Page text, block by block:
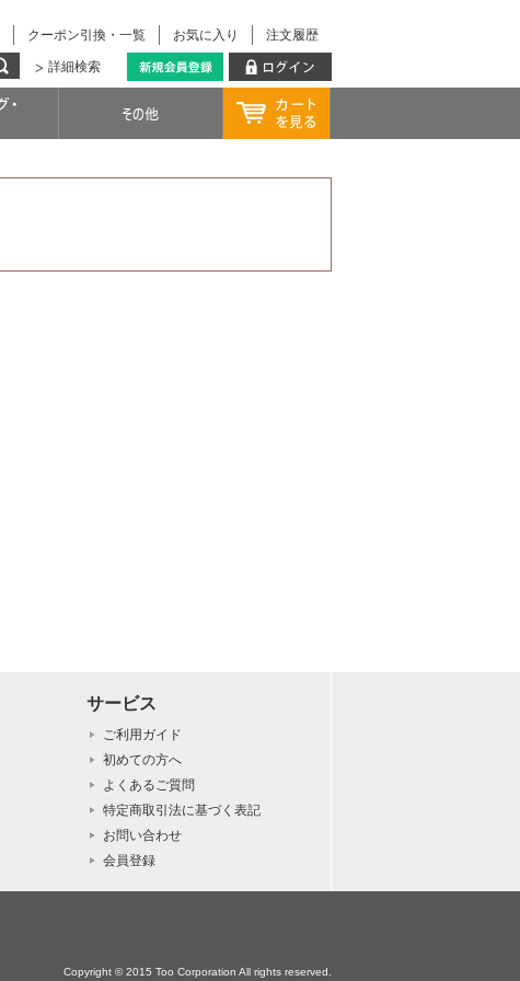
注文履歴
お気に入り
クーポン引換・一覧
詳細検索
サービス
ご利用ガイド
初めての方へ
よくあるご質問
特定商取引法に基づく表記
お問い合わせ
会員登録
Copyright © 2015 Too Corporation All rights reserved.